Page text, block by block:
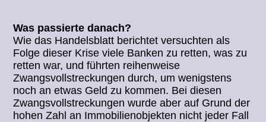
Was passierte danach?
Wie das Handelsblatt berichtet versuchten als
Folge dieser Krise viele Banken zu retten, was zu
retten war, und führten reihenweise
Zwangsvollstreckungen durch, um wenigstens
noch an etwas Geld zu kommen. Bei diesen
Zwangsvollstreckungen wurde aber auf Grund der
hohen Zahl an Immobilienobjekten nicht jeder Fall